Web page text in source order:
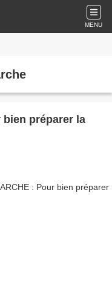
MENU
bien préparer la